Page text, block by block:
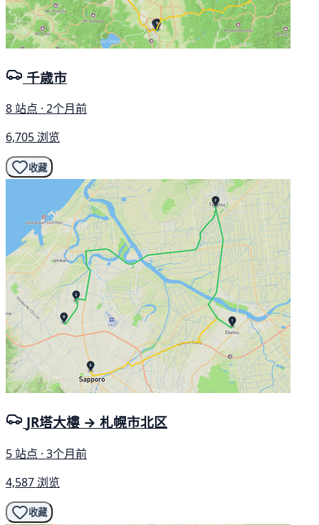
千歳市
8 站点 · 2个月前
6,705 浏览
收藏
JR塔大樓 → 札幌市北区
5 站点 · 3个月前
4,587 浏览
收藏